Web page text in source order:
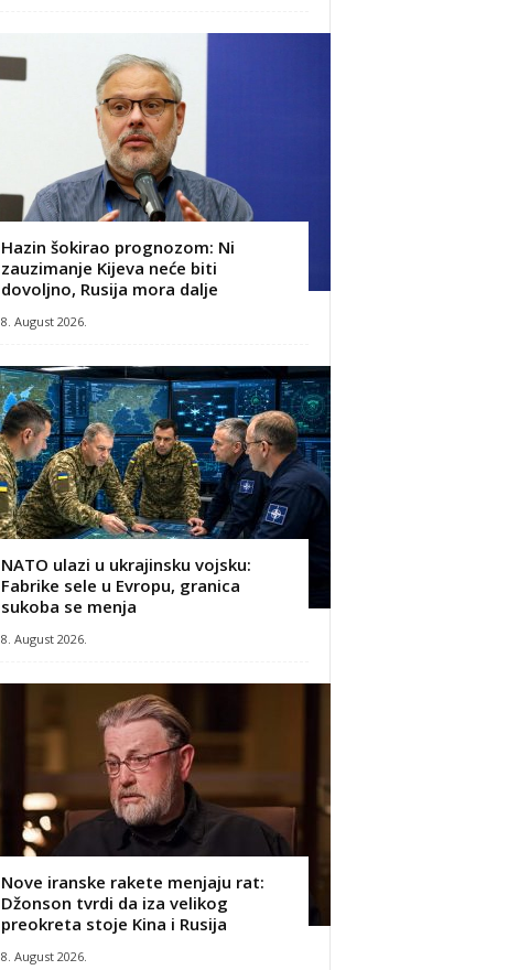
Hazin šokirao prognozom: Ni
zauzimanje Kijeva neće biti
dovoljno, Rusija mora dalje
8. August 2026.
NATO ulazi u ukrajinsku vojsku:
Fabrike sele u Evropu, granica
sukoba se menja
8. August 2026.
Nove iranske rakete menjaju rat:
Džonson tvrdi da iza velikog
preokreta stoje Kina i Rusija
8. August 2026.